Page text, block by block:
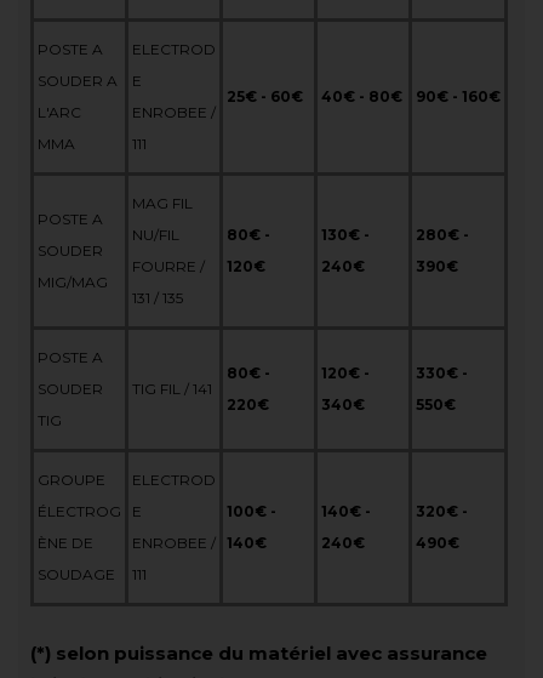
POSTE A
SOUDER A
L'ARC
MMA
ELECTROD
E
ENROBEE /
111
25€ - 60€ 40€ - 80€ 90€ - 160€
POSTE A
SOUDER
MIG/MAG
MAG FIL
NU/FIL
FOURRE /
131 / 135
80€ -
120€
130€ -
240€
280€ -
390€
POSTE A
SOUDER
TIG
TIG FIL / 141
80€ -
220€
120€ -
340€
330€ -
550€
GROUPE
ÉLECTROG
ÈNE DE
SOUDAGE
ELECTROD
E
ENROBEE /
111
100€ -
140€
140€ -
240€
320€ -
490€
(*) selon puissance du matériel avec assurance